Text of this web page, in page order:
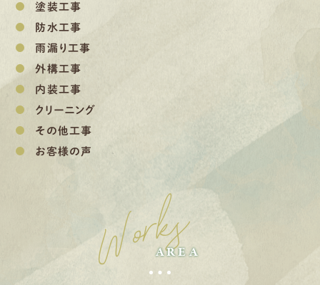
塗装工事
防水工事
雨漏り工事
外構工事
内装工事
クリーニング
その他工事
お客様の声
Works
AREA